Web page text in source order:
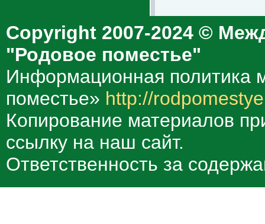
Copyright 2007-2024 ©
"Родовое поместье"
Информационная политика
поместье» http://
Копирование материалов
ссылку на наш сайт.
Ответственность за